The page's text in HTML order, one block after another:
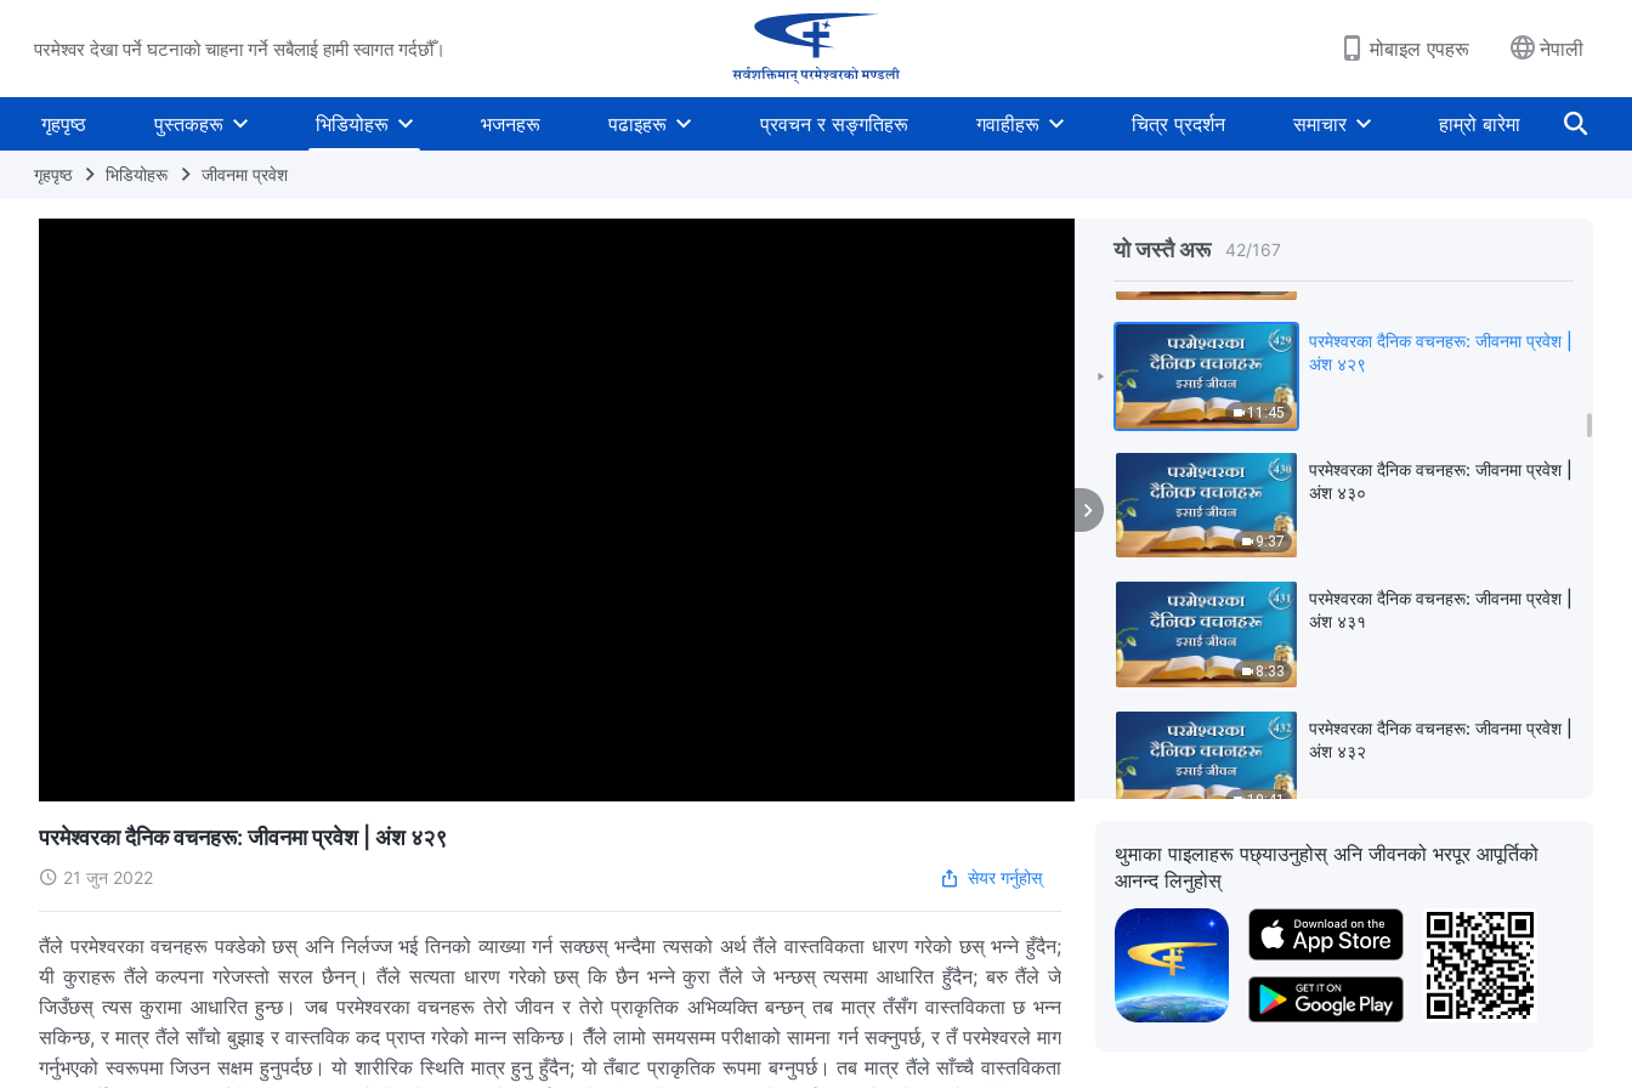
परमेश्वर देखा पर्ने घटनाको चाहना गर्ने सबैलाई हामी स्वागत गर्दछौँ। मोबाइल एपहरू नेपाली
गृहपृष्ठ पुस्तकहरू भिडियोहरू भजनहरू पढाइहरू प्रवचन र सङ्गतिहरू गवाहीहरू चित्र प्रदर्शन समाचार हाम्रो बारेमा
गृहपृष्ठ भिडियोहरू जीवनमा प्रवेश
यो जस्तै अरू 42/167
6:40
7:13
11:45
परमेश्‍वरका दैनिक वचनहरू: जीवनमा प्रवेश |
अंश ४२९
9:37
परमेश्‍वरका दैनिक वचनहरू: जीवनमा प्रवेश |
अंश ४३०
8:33
परमेश्‍वरका दैनिक वचनहरू: जीवनमा प्रवेश |
अंश ४३१
10:41
परमेश्‍वरका दैनिक वचनहरू: जीवनमा प्रवेश |
अंश ४३२
6:49
परमेश्‍वरका दैनिक वचनहरू: जीवनमा प्रवेश |
परमेश्‍वरका दैनिक वचनहरू: जीवनमा प्रवेश |
अंश ४३४
परमेश्‍वरका दैनिक वचनहरू: जीवनमा प्रवेश | अंश ४२९
21 जुन 2022 सेयर गर्नुहोस्
तैंले परमेश्‍वरका वचनहरू पक्डेको छस् अनि निर्लज्ज भई तिनको व्याख्या गर्न सक्छस् भन्दैमा त्यसको अर्थ तैंले वास्तविकता धारण गरेको छस् भन्ने हुँदैन;
यी कुराहरू तैंले कल्पना गरेजस्तो सरल छैनन्। तैंले सत्यता धारण गरेको छस् कि छैन भन्‍ने कुरा तैंले जे भन्छस् त्यसमा आधारित हुँदैन; बरु तैंले जे
जिउँछस् त्यस कुरामा आधारित हुन्छ। जब परमेश्‍वरका वचनहरू तेरो जीवन र तेरो प्राकृतिक अभिव्यक्ति बन्छन् तब मात्र तँसँग वास्तविकता छ भन्न
सकिन्छ, र मात्र तैंले साँचो बुझाइ र वास्तविक कद प्राप्त गरेको मान्न सकिन्छ। तैँले लामो समयसम्म परीक्षाको सामना गर्न सक्‍नुपर्छ, र तँ परमेश्‍वरले माग
गर्नुभएको स्वरूपमा जिउन सक्षम हुनुपर्दछ। यो शारीरिक स्थिति मात्र हुनु हुँदैन; यो तँबाट प्राकृतिक रूपमा बग्नुपर्छ। तब मात्र तैंले साँच्चै वास्तविकता
थुमाका पाइलाहरू पछ्याउनुहोस् अनि जीवनको भरपूर आपूर्तिको
आनन्द लिनुहोस्